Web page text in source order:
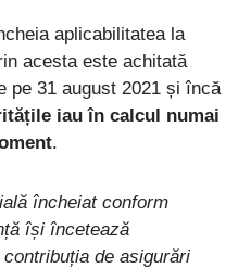
aplicabilitatea la
acesta este achitată
pe 31 august 2021 și încă
iau în calcul numai
.
încheiat conform
își încetează
de asigurări